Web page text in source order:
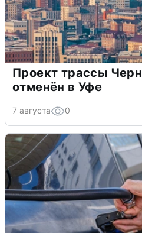
Проект трассы
отменён в Уфе
7 августа 0